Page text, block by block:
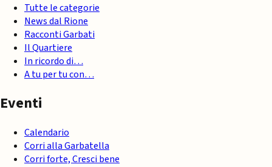
Tutte le categorie
News dal Rione
Racconti Garbati
Il Quartiere
In ricordo di…
A tu per tu con…
Eventi
Calendario
Corri alla Garbatella
Corri forte, Cresci bene